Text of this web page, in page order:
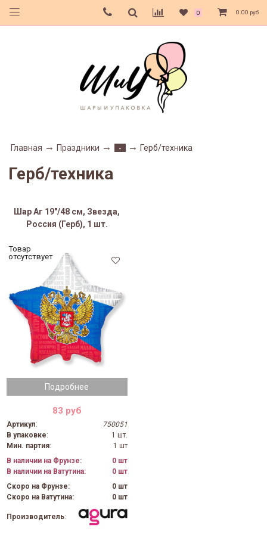
0 0.00 руб
Главная Праздники - Герб/техника
Герб/техника
Шар Аг 19"/48 см, Звезда,
Россия (Герб), 1 шт.
Подробнее
Товар
отсутствует
83 руб
Артикул:
750051
В упаковке:
1 шт.
Мин. партия:
1 шт
В наличии на Фрунзе:
0 шт
В наличии на Ватутина:
0 шт
Скоро на Фрунзе:
0 шт
Скоро на Ватутина:
0 шт
Производитель: